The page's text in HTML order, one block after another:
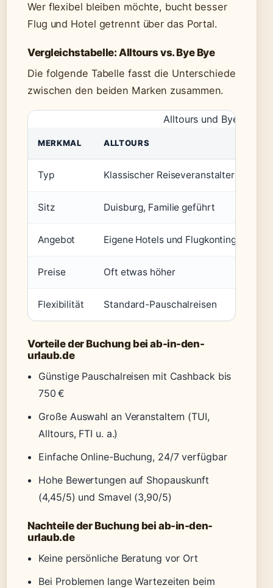
Wer flexibel bleiben möchte, bucht besser
Flug und Hotel getrennt über das Portal.
Vergleichstabelle: Alltours vs. Bye Bye
Die folgende Tabelle fasst die Unterschiede
zwischen den beiden Marken zusammen.
Alltours und Bye Bye
MERKMAL ALLTOURS
Typ Klassischer Reiseveranstalter
Sitz Duisburg, Familie geführt
Angebot Eigene Hotels und Flugkontingente
Preise Oft etwas höher
Flexibilität Standard-Pauschalreisen
Vorteile der Buchung bei ab-in-den-
urlaub.de
Günstige Pauschalreisen mit Cashback bis
750 €
Große Auswahl an Veranstaltern (TUI,
Alltours, FTI u. a.)
Einfache Online-Buchung, 24/7 verfügbar
Hohe Bewertungen auf Shopauskunft
(4,45/5) und Smavel (3,90/5)
Nachteile der Buchung bei ab-in-den-
urlaub.de
Keine persönliche Beratung vor Ort
Bei Problemen lange Wartezeiten beim